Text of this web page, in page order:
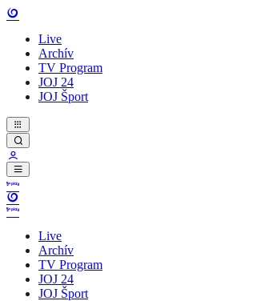
Live
Archív
TV Program
JOJ 24
JOJ Šport
Live
Archív
TV Program
JOJ 24
JOJ Šport